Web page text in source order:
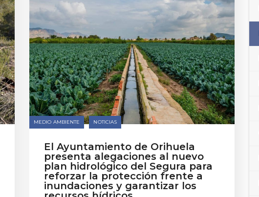
MEDIO AMBIENTE NOTICIAS
El Ayuntamiento de Orihuela
presenta alegaciones al nuevo
plan hidrológico del Segura para
reforzar la protección frente a
inundaciones y garantizar los